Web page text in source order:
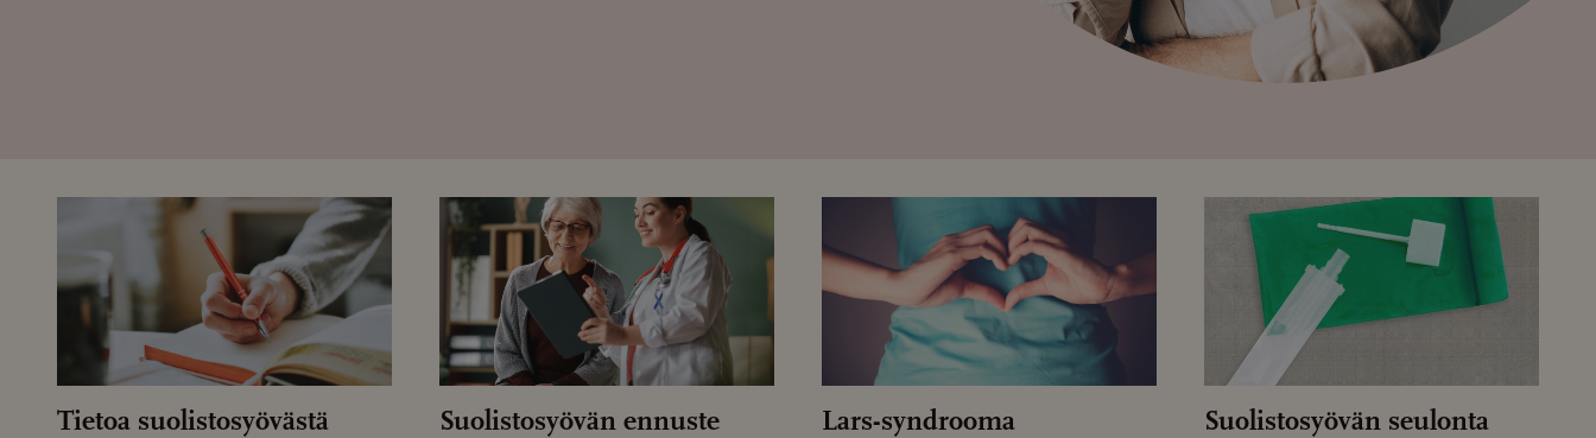
Tietoa suolistosyövästä Suolistosyövän ennuste Lars-syndrooma Suolistosyövän seulonta